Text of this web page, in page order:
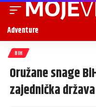
Adventure
BIH
Oružane snage
zajednička